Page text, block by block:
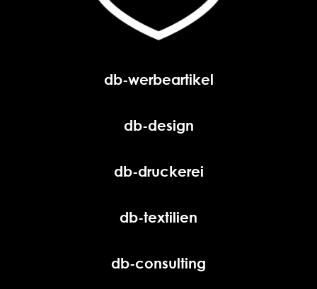
db-werbeartikel
db-design
db-druckerei
db-textilien
db-consulting